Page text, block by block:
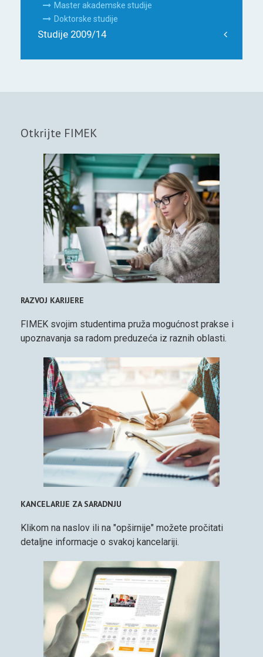
Master akademske studije
Doktorske studije
Studije 2009/14
Otkrijte FIMEK
RAZVOJ KARIJERE
FIMEK svojim studentima pruža mogućnost prakse i
upoznavanja sa radom preduzeća iz raznih oblasti.
KANCELARIJE ZA SARADNJU
Klikom na naslov ili na "opširnije" možete pročitati
detaljne informacje o svakoj kancelariji.